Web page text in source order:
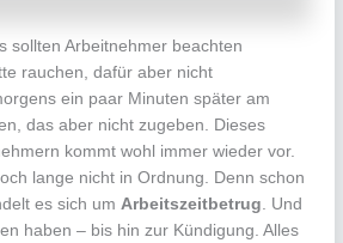
sollten Arbeitnehmer beachten
rauchen, dafür aber nicht
ein paar Minuten später am
das aber nicht zugeben. Dieses
kommt wohl immer wieder vor.
lange nicht in Ordnung. Denn schon
es sich um Arbeitszeitbetrug . Und
haben – bis hin zur Kündigung. Alles